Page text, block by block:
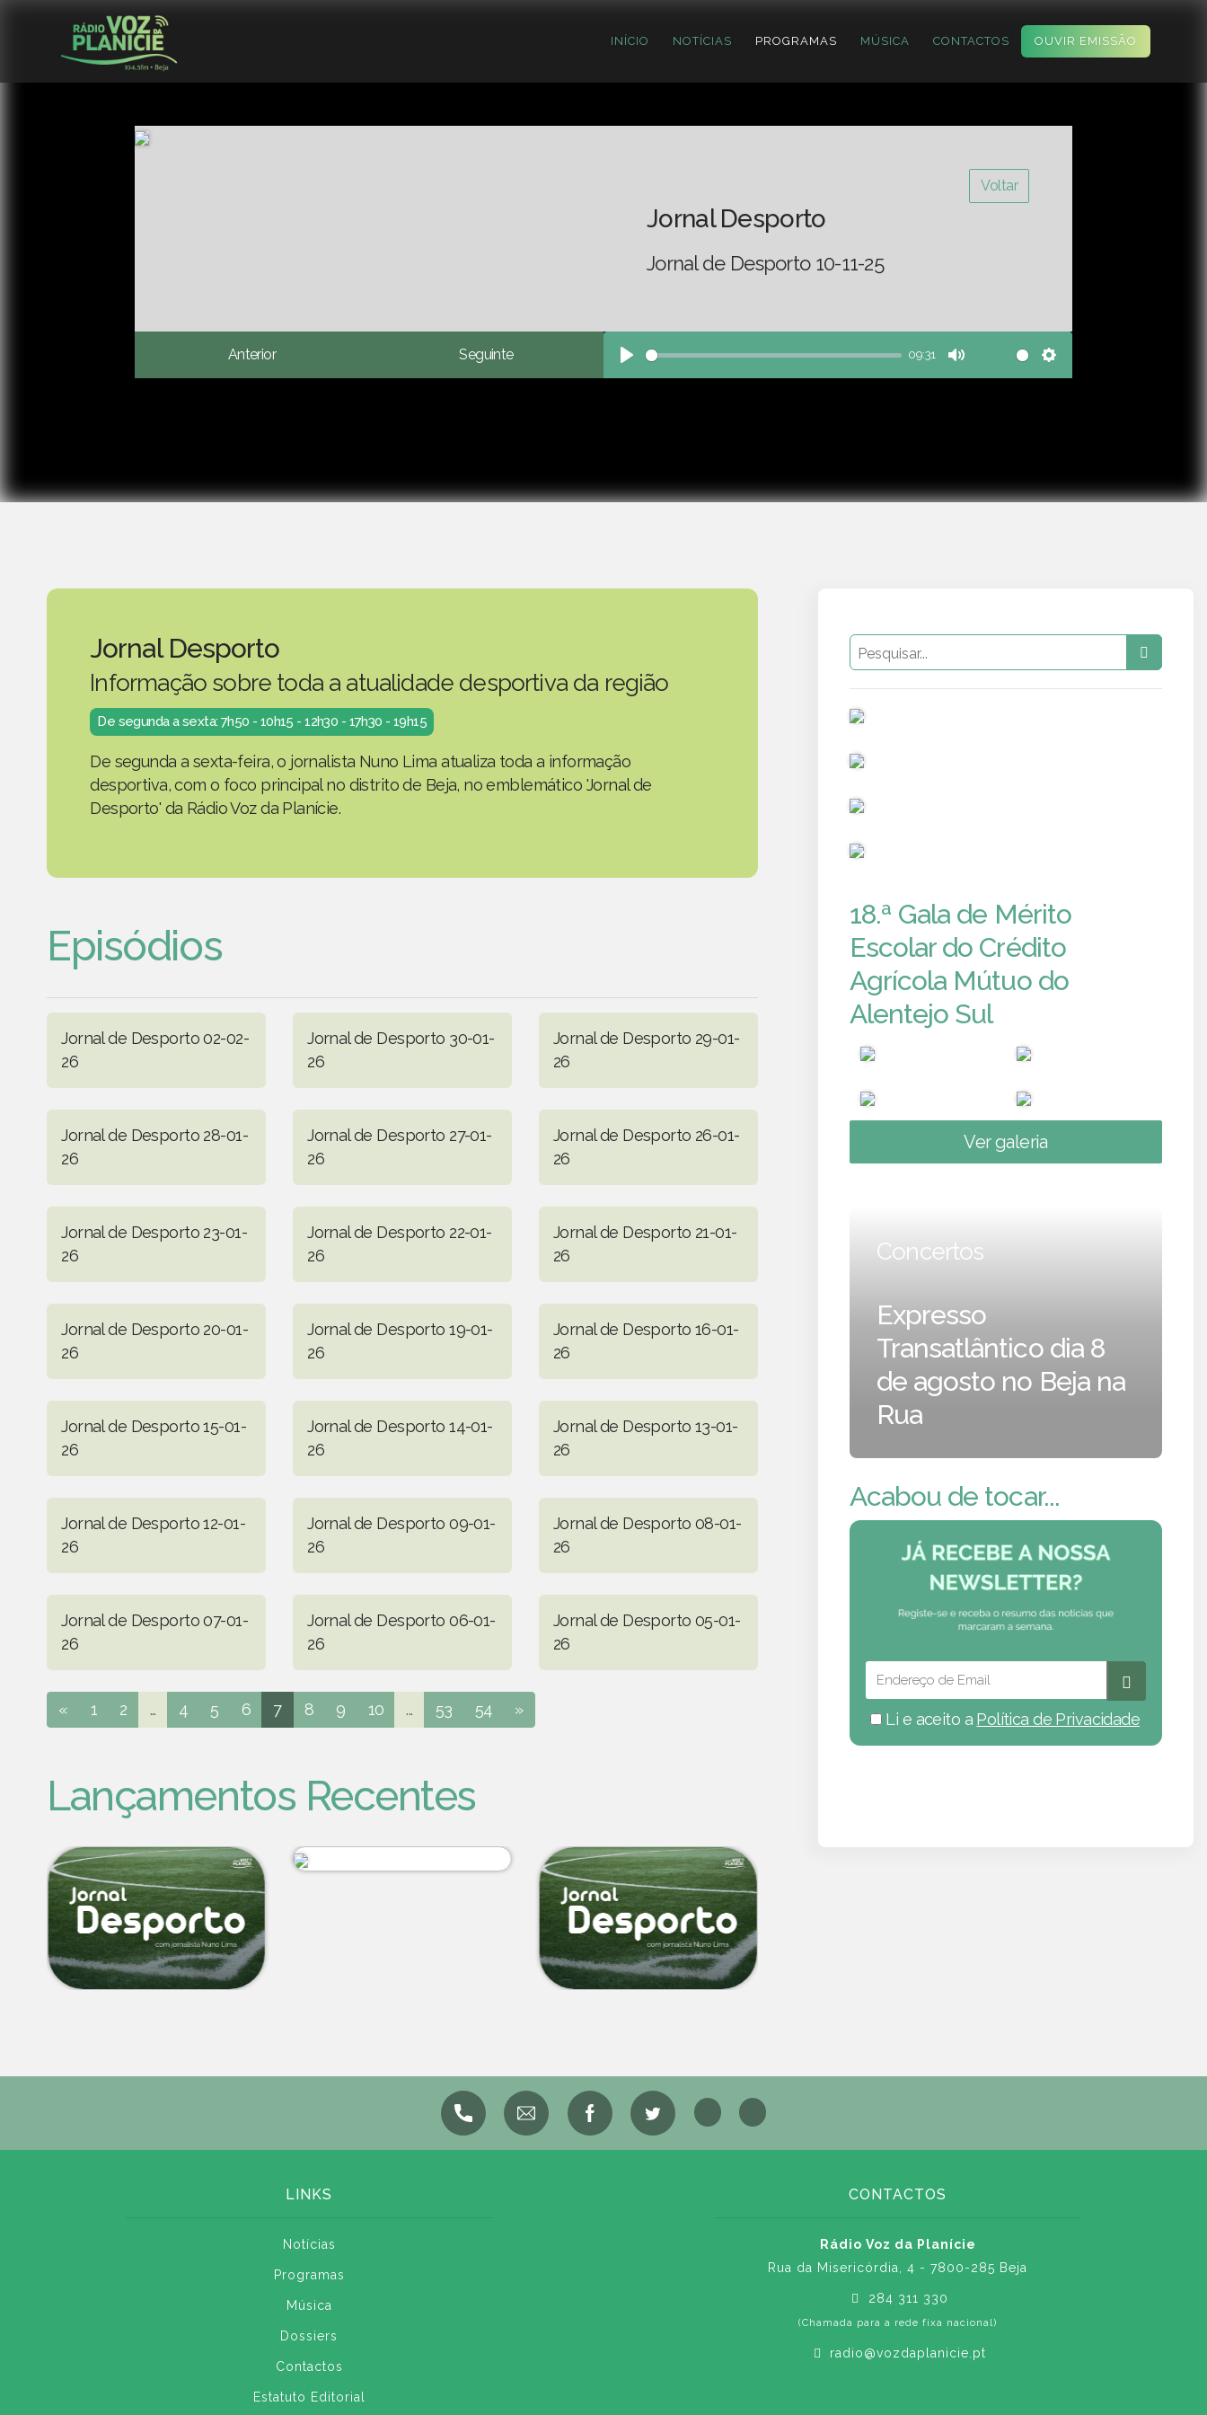
INÍCIO NOTÍCIAS PROGRAMAS MÚSICA CONTACTOS OUVIR EMISSÃO
Voltar
Jornal Desporto
Jornal de Desporto 10-11-25
Anterior Seguinte
Play
09:31
Mute Settings
Jornal Desporto
Informação sobre toda a atualidade desportiva da região
De segunda a sexta: 7h50 - 10h15 - 12h30 - 17h30 - 19h15
De segunda a sexta-feira, o jornalista Nuno Lima atualiza toda a informação
desportiva, com o foco principal no distrito de Beja, no emblemático 'Jornal de
Desporto' da Rádio Voz da Planície.
Episódios
Jornal de Desporto 02-02-
26
Jornal de Desporto 30-01-
26
Jornal de Desporto 29-01-
26
Jornal de Desporto 28-01-
26
Jornal de Desporto 27-01-
26
Jornal de Desporto 26-01-
26
Jornal de Desporto 23-01-
26
Jornal de Desporto 22-01-
26
Jornal de Desporto 21-01-
26
Jornal de Desporto 20-01-
26
Jornal de Desporto 19-01-
26
Jornal de Desporto 16-01-
26
Jornal de Desporto 15-01-
26
Jornal de Desporto 14-01-
26
Jornal de Desporto 13-01-
26
Jornal de Desporto 12-01-
26
Jornal de Desporto 09-01-
26
Jornal de Desporto 08-01-
26
Jornal de Desporto 07-01-
26
Jornal de Desporto 06-01-
26
Jornal de Desporto 05-01-
26
« 1 2 ... 4 5 6 7 8 9 10 ... 53 54 »
Lançamentos Recentes
18.ª Gala de Mérito
Escolar do Crédito
Agrícola Mútuo do
Alentejo Sul
Ver galeria
Concertos
Expresso
Transatlântico dia 8
de agosto no Beja na
Rua
Acabou de tocar...
Li e aceito a Política de Privacidade
LINKS
Notícias
Programas
Música
Dossiers
Contactos
Estatuto Editorial
CONTACTOS
Rádio Voz da Planície
Rua da Misericórdia, 4 - 7800-285 Beja
284 311 330
(Chamada para a rede fixa nacional)
radio@vozdaplanicie.pt